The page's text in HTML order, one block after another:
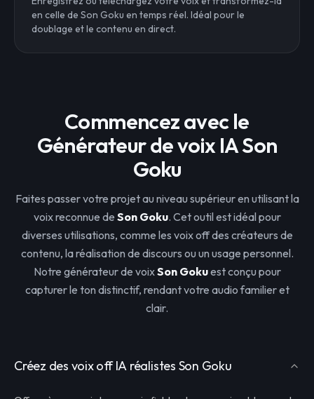
en celle de Son Goku en temps réel. Idéal pour le
doublage et le contenu en direct.
Commencez avec le
Générateur de voix IA Son
Goku
Faites passer votre projet au niveau supérieur en utilisant la
voix reconnue de Son Goku. Cet outil est idéal pour
diverses utilisations, comme les voix off des créateurs de
contenu, la réalisation de discours ou un usage personnel.
Notre générateur de voixSon Gokuest conçu pour
capturer le ton distinctif, rendant votre audio familier et
clair.
Créez des voix off IA réalistes Son Goku